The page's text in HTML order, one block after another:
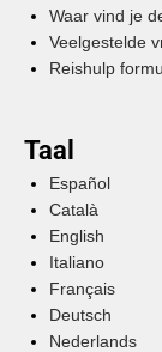
Waar vind je
Veelgestelde
Reishulp
Taal
Español
Català
English
Italiano
Français
Deutsch
Nederlands